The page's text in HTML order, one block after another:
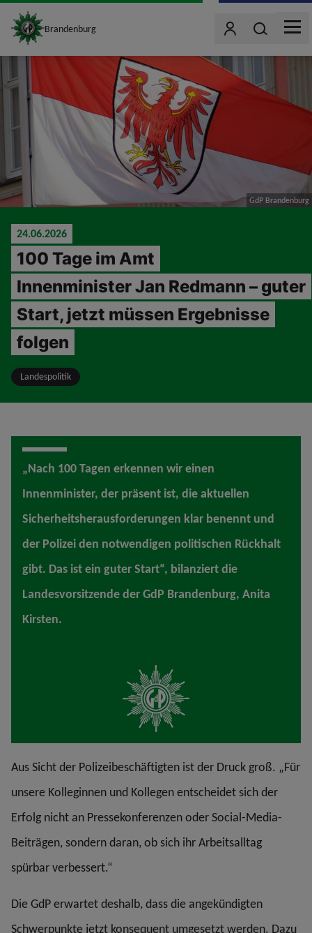
jumpToMain
site_logo
Brandenburg BenutzerWonach
MENU
GdP Brandenburg
24.06.2026
100 Tage im Amt
Innenminister Jan Redmann – guter
Start, jetzt müssen Ergebnisse
folgen
Landespolitik
„Nach 100 Tagen erkennen wir einen
Innenminister, der präsent ist, die aktuellen
Sicherheitsherausforderungen klar benennt und
der Polizei den notwendigen politischen Rückhalt
gibt. Das ist ein guter Start“, bilanziert die
Landesvorsitzende der GdP Brandenburg, Anita
Kirsten.
Aus Sicht der Polizeibeschäftigten ist der Druck groß. „Für
unsere Kolleginnen und Kollegen entscheidet sich der
Erfolg nicht an Pressekonferenzen oder Social-Media-
Beiträgen, sondern daran, ob sich ihr Arbeitsalltag
spürbar verbessert.“
Die GdP erwartet deshalb, dass die angekündigten
Schwerpunkte jetzt konsequent umgesetzt werden. Dazu